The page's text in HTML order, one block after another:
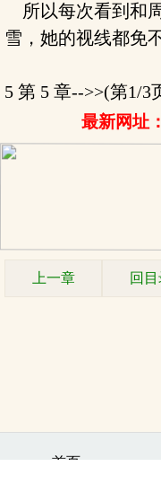
所以每次看到和
雪，她的视线都免
5 第 5 章-->>(第1/3
最新网址
上一章 回
首页